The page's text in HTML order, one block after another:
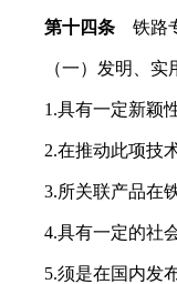
第十四条 铁路
（一）发明、实用
1.具有一定新颖性
2.在推动此项技术
3.所关联产品在铁
4.具有一定的社会
5.须是在国内发布